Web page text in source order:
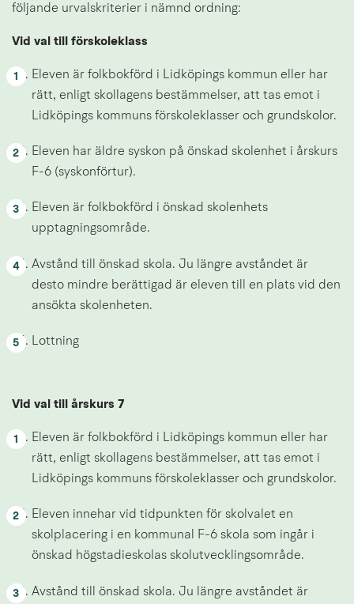
följande urvalskriterier i nämnd ordning:
Vid val till förskoleklass
Eleven är folkbokförd i Lidköpings kommun eller har
rätt, enligt skollagens bestämmelser, att tas emot i
Lidköpings kommuns förskoleklasser och grundskolor.
Eleven har äldre syskon på önskad skolenhet i årskurs
F-6 (syskonförtur).
Eleven är folkbokförd i önskad skolenhets
upptagningsområde.
Avstånd till önskad skola. Ju längre avståndet är
desto mindre berättigad är eleven till en plats vid den
ansökta skolenheten.
Lottning
Vid val till årskurs 7
Eleven är folkbokförd i Lidköpings kommun eller har
rätt, enligt skollagens bestämmelser, att tas emot i
Lidköpings kommuns förskoleklasser och grundskolor.
Eleven innehar vid tidpunkten för skolvalet en
skolplacering i en kommunal F-6 skola som ingår i
önskad högstadieskolas skolutvecklingsområde.
Avstånd till önskad skola. Ju längre avståndet är